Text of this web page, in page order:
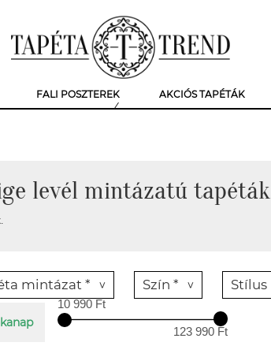
FALI POSZTEREK AKCIÓS TAPÉTÁK
levél mintázatú tapéták
mintázat * Szín * Stílus
10 990 Ft
123 990 Ft